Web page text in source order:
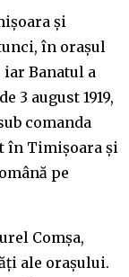
și
în orașul
iar Banatul a
3 august 1919,
comanda
în Timişoara şi
pe
Comșa,
ale orașului.